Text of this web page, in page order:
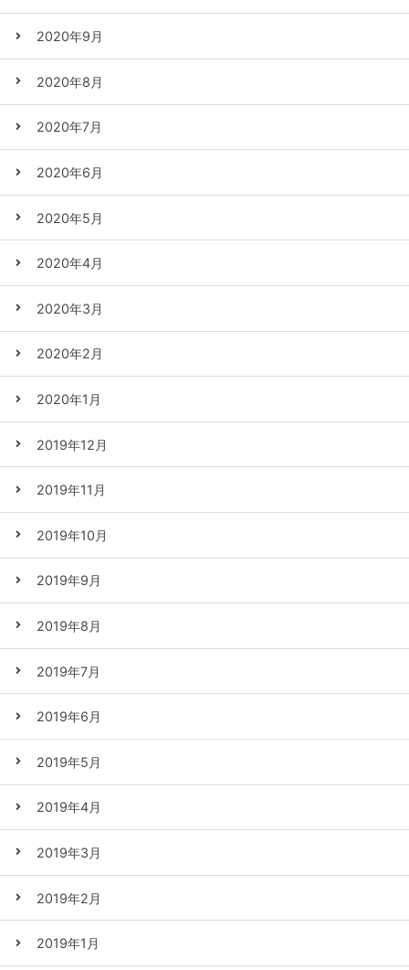
2020年9月
2020年8月
2020年7月
2020年6月
2020年5月
2020年4月
2020年3月
2020年2月
2020年1月
2019年12月
2019年11月
2019年10月
2019年9月
2019年8月
2019年7月
2019年6月
2019年5月
2019年4月
2019年3月
2019年2月
2019年1月